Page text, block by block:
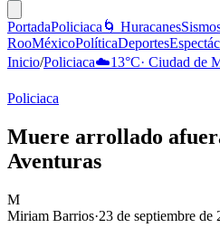
PortadaPoliciaca 🌀 Huracanes
RooMéxicoPolíticaDeportes
Inicio/Policiaca☁️13°C· Ciudad de
Policiaca
Muere arrollado
Aventuras
M
Miriam Barrios·23 de septiembre de